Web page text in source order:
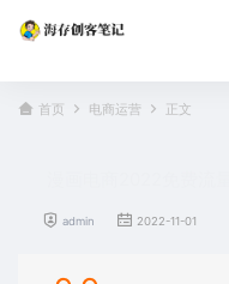
首页 电商运营 正文
admin 2022-11-01